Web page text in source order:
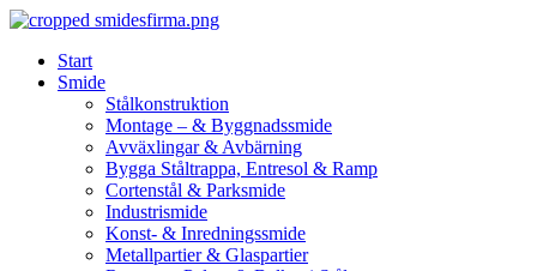
Skip
contentStart
Smide
Stålkonstruktion
Montage – & Byggnadssmide
Avväxlingar & Avbärning
Bygga Ståltrappa, Entresol & Ramp
Cortenstål & Parksmide
Industrismide
Konst- & Inredningssmide
Metallpartier & Glaspartier